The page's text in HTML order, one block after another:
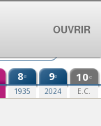
8e
1935
9e
2024
10e
E.C.
OUVRIR